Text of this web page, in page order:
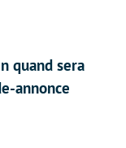
quand sera
annonce